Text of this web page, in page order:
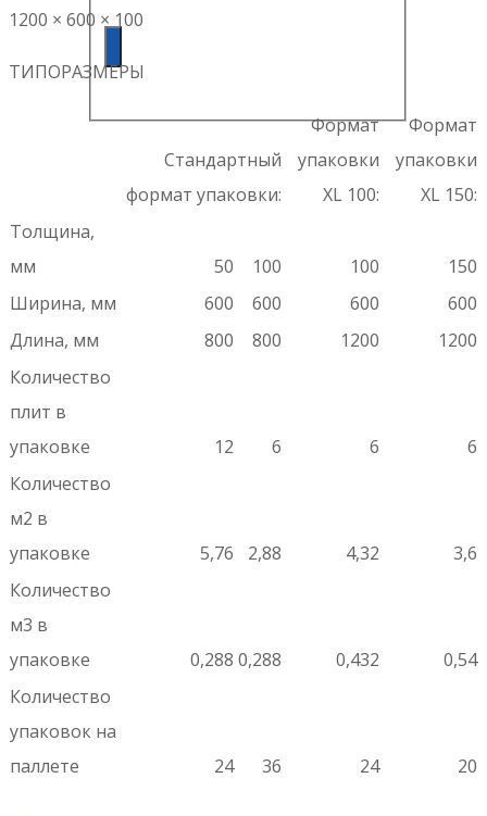
1200 × 600 × 100
ТИПОРАЗМЕРЫ
Стандартный
формат упаковки:
Формат
упаковки
XL 100:
Формат
упаковки
XL 150:
Толщина,
мм
50 100 100
150
Ширина, мм
600 600 600
600
Длина, мм
800 800 1200
1200
Количество
плит в
упаковке
12 6 6
6
Количество
м2 в
упаковке
5,76 2,88 4,32
3,6
Количество
м3 в
упаковке
0,288 0,288 0,432
0,54
Количество
упаковок на
паллете
24 36 24 20